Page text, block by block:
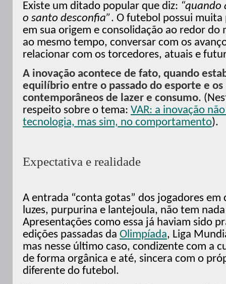
Existe um ditado popular que diz: “quando
o santo desconfia”. O futebol possui muita
em sua origem e consolidação ao redor do
ao mesmo tempo, conversar com os
relacionar com os torcedores, atuais e
A inovação acontece de fato, quando
equilíbrio entre o passado do esporte e os
contemporâneos de lazer e consumo.
respeito sobre o tema: VAR: a inovação
tecnologia, mas sim, no comportamento).
Expectativa e realidade
A entrada “conta gotas” dos jogadores em
luzes, purpurina e lantejoula, não tem
Apresentações como essa já haviam sido
edições passadas da Olimpíada, Liga
mas nesse último caso, condizente com a
de forma orgânica e até, sincera com o
diferente do futebol.